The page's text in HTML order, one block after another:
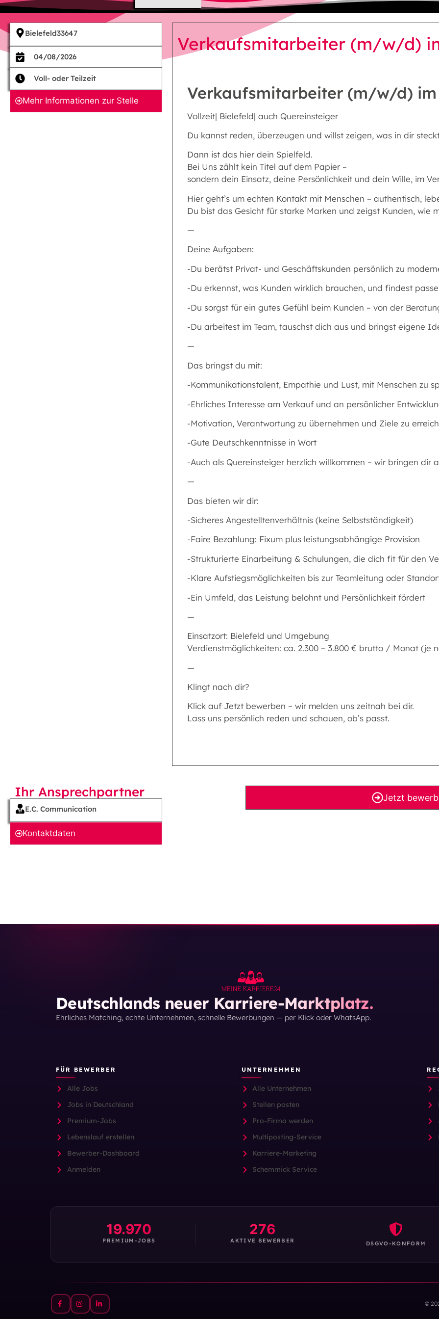
Bielefeld33647
04/08/2026
Voll- oder Teilzeit
Mehr Informationen zur Stelle
Verkaufsmitarbeiter (m/w/d)
Verkaufsmitarbeiter (m/w/d)
Vollzeit| Bielefeld| auch Quereinsteiger
Du kannst reden, überzeugen und willst zeigen, was in dir
Dann ist das hier dein Spielfeld.
Bei Uns zählt kein Titel auf dem Papier –
sondern dein Einsatz, deine Persönlichkeit und dein Wille, im
Hier geht’s um echten Kontakt mit Menschen – authentisch,
Du bist das Gesicht für starke Marken und zeigst Kunden, wie
—
Deine Aufgaben:
-Du berätst Privat- und Geschäftskunden persönlich zu
-Du erkennst, was Kunden wirklich brauchen, und findest
-Du sorgst für ein gutes Gefühl beim Kunden – von der
-Du arbeitest im Team, tauschst dich aus und bringst eigene
—
Das bringst du mit:
-Kommunikationstalent, Empathie und Lust, mit Menschen zu
-Ehrliches Interesse am Verkauf und an persönlicher
-Motivation, Verantwortung zu übernehmen und Ziele zu
-Gute Deutschkenntnisse in Wort
-Auch als Quereinsteiger herzlich willkommen – wir bringen dir
—
Das bieten wir dir:
-Sicheres Angestelltenverhältnis (keine Selbstständigkeit)
-Faire Bezahlung: Fixum plus leistungsabhängige Provision
-Strukturierte Einarbeitung & Schulungen, die dich fit für den
-Klare Aufstiegsmöglichkeiten bis zur Teamleitung oder
-Ein Umfeld, das Leistung belohnt und Persönlichkeit fördert
—
Einsatzort: Bielefeld und Umgebung
Verdienstmöglichkeiten: ca. 2.300 – 3.800 € brutto / Monat (je
—
Klingt nach dir?
Klick auf Jetzt bewerben – wir melden uns zeitnah bei dir.
Lass uns persönlich reden und schauen, ob’s passt.
Ihr Ansprechpartner
E.C. Communication
Kontakt­daten
Jetzt
Deutschlands neuer Karriere-Marktplatz.
Ehrliches Matching, echte Unternehmen, schnelle Bewerbungen — per Klick oder WhatsApp.
FÜR BEWERBER
Alle Jobs
Jobs in Deutschland
Premium-Jobs
Lebenslauf erstellen
Bewerber-Dashboard
Anmelden
UNTERNEHMEN
Alle Unternehmen
Stellen posten
Pro-Firma werden
Multiposting-Service
Karriere-Marketing
Schemmick Service
19.970
PREMIUM-JOBS
276
AKTIVE BEWERBER DSGVO-KONFORM
©